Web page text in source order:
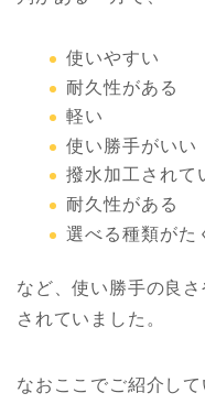
使いやすい
耐久性がある
軽い
使い勝手がいい
撥水加工されて
耐久性がある
選べる種類がた
など、使い勝手の良
されていました。
なおここでご紹介し